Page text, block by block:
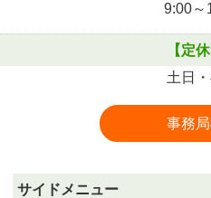
9:00～
【定
土日
事務
サイドメニュー